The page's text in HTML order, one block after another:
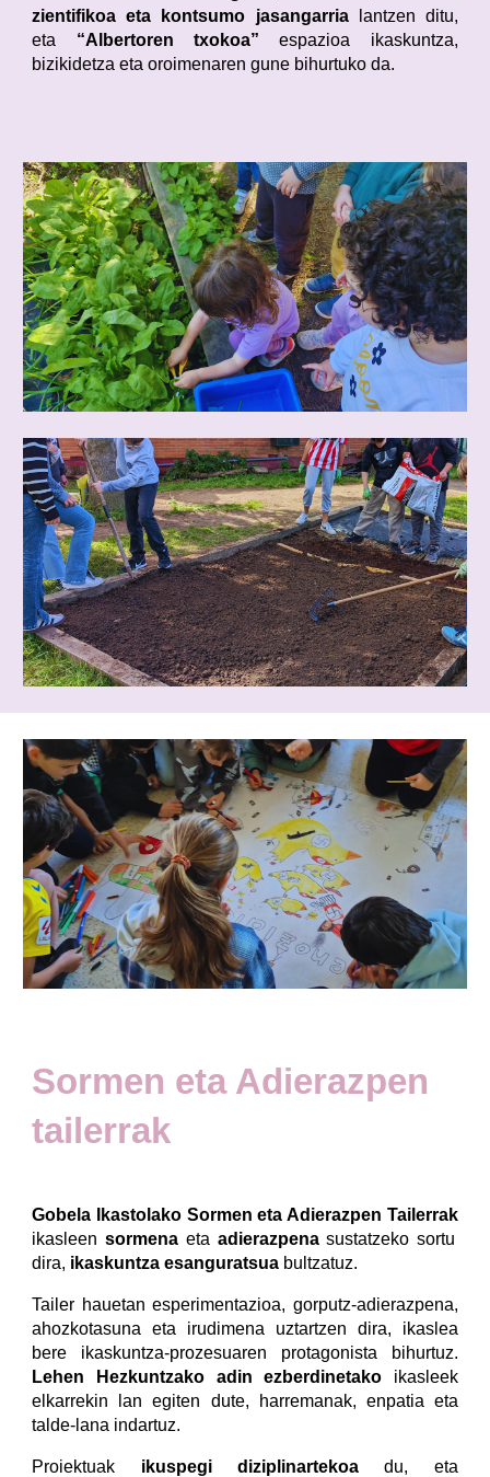
zientifikoa eta kontsumo jasangarrialantzen ditu,
eta “Albertoren txokoa” espazioa ikaskuntza,
bizikidetza eta oroimenaren gune bihurtuko da.
Sormen eta Adierazpen
tailerrak
Gobela Ikastolako Sormen eta Adierazpen Tailerrak
ikasleensormena eta adierazpenasustatzeko sortu
dira, ikaskuntza esanguratsua bultzatuz.
Tailer hauetan esperimentazioa, gorputz-adierazpena,
ahozkotasuna eta irudimena uztartzen dira, ikaslea
bere ikaskuntza-prozesuaren protagonista bihurtuz.
Lehen Hezkuntzako adin ezberdinetako ikasleek
elkarrekin lan egiten dute, harremanak, enpatia eta
talde-lana indartuz.
Proiektuak ikuspegi diziplinartekoa du, eta